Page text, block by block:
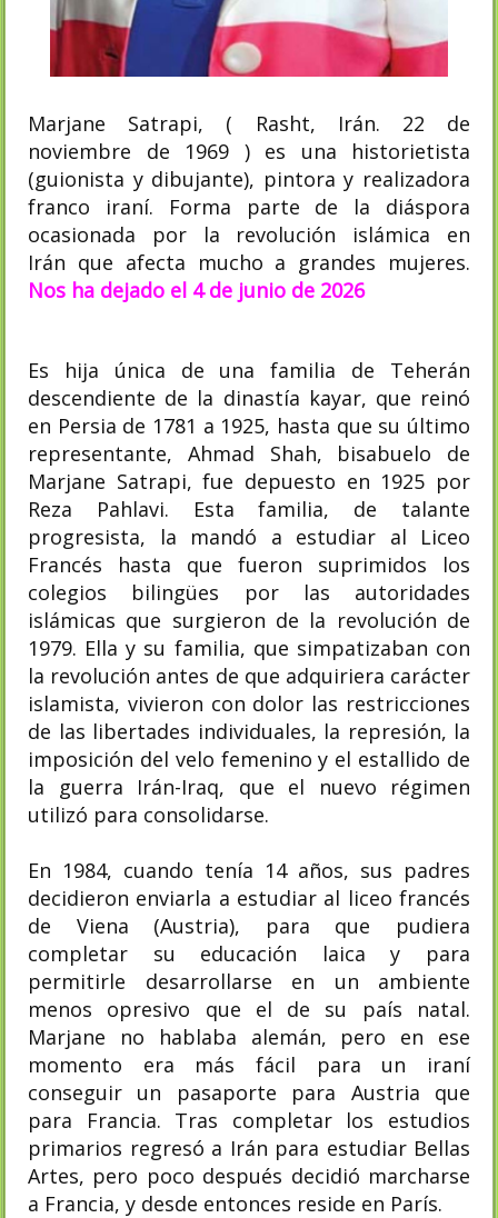
Marjane Satrapi, ( Rasht, Irán. 22 de
noviembre de 1969 ) es una historietista
(guionista y dibujante), pintora​ y realizadora
franco iraní. Forma parte de la diáspora
ocasionada por la revolución islámica en
Irán que afecta mucho a grandes mujeres.
Nos ha dejado el 4 de junio de 2026
Es hija única de una familia de Teherán
descendiente de la dinastía kayar, que reinó
en Persia de 1781 a 1925, hasta que su último
representante, Ahmad Shah, bisabuelo de
Marjane Satrapi, fue depuesto en 1925 por
Reza Pahlavi. Esta familia, de talante
progresista, la mandó a estudiar al Liceo
Francés hasta que fueron suprimidos los
colegios bilingües por las autoridades
islámicas que surgieron de la revolución de
1979. Ella y su familia, que simpatizaban con
la revolución antes de que adquiriera carácter
islamista, vivieron con dolor las restricciones
de las libertades individuales, la represión, la
imposición del velo femenino y el estallido de
la guerra Irán-Iraq, que el nuevo régimen
utilizó para consolidarse.
En 1984, cuando tenía 14 años, sus padres
decidieron enviarla a estudiar al liceo francés
de Viena (Austria), para que pudiera
completar su educación laica y para
permitirle desarrollarse en un ambiente
menos opresivo que el de su país natal.
Marjane no hablaba alemán, pero en ese
momento era más fácil para un iraní
conseguir un pasaporte para Austria que
para Francia. Tras completar los estudios
primarios regresó a Irán para estudiar Bellas
Artes, pero poco después decidió marcharse
a Francia, y desde entonces reside en París.